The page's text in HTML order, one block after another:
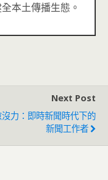
本土傳播生態。
Next Post
力：即時新聞時代下的
新聞工作者